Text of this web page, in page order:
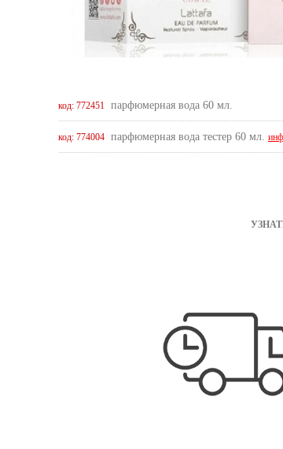
код: 772451 парфюмерная вода 60 мл.
код: 774004 парфюмерная вода тестер 60 мл.